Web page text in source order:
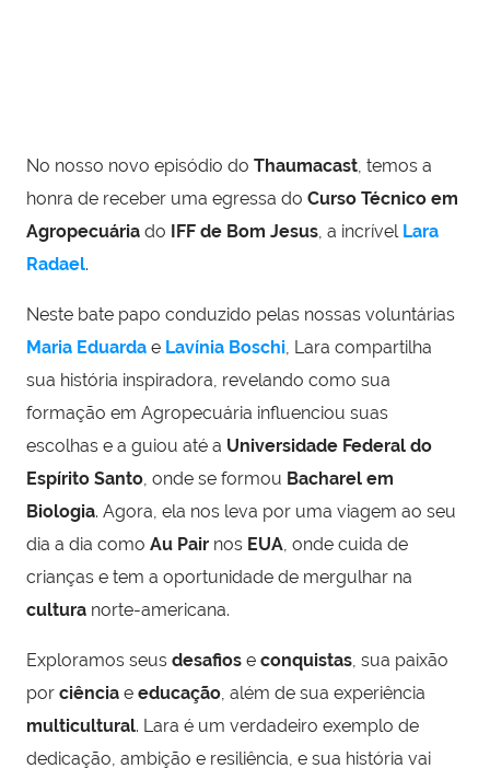
No nosso novo episódio do Thaumacast, temos a
honra de receber uma egressa do Curso Técnico em
Agropecuária do IFF de Bom Jesus, a incrível Lara
Radael.
Neste bate papo conduzido pelas nossas voluntárias
Maria Eduarda e Lavínia Boschi, Lara compartilha
sua história inspiradora, revelando como sua
formação em Agropecuária influenciou suas
escolhas e a guiou até a Universidade Federal do
Espírito Santo, onde se formou Bacharel em
Biologia. Agora, ela nos leva por uma viagem ao seu
dia a dia como Au Pair nos EUA, onde cuida de
crianças e tem a oportunidade de mergulhar na
cultura norte-americana.
Exploramos seus desafios e conquistas, sua paixão
por ciência e educação, além de sua experiência
multicultural. Lara é um verdadeiro exemplo de
dedicação, ambição e resiliência, e sua história vai